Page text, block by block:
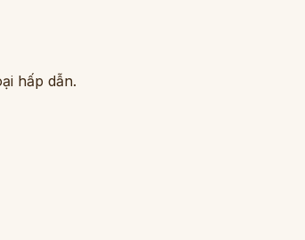
hấp dẫn.